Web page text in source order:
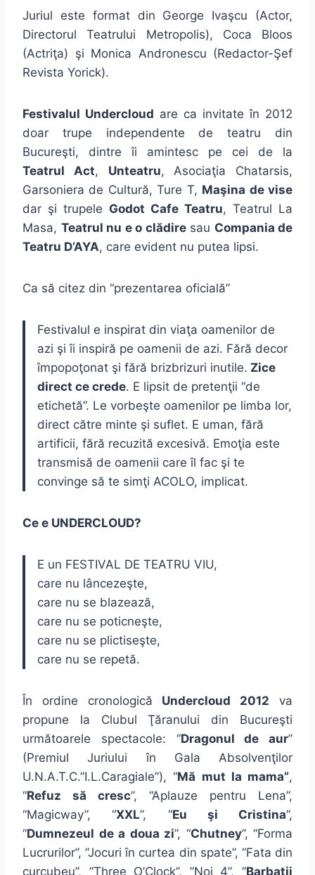
Juriul este format din George Ivaşcu (Actor,
Directorul Teatrului Metropolis), Coca Bloos
(Actriţa) şi Monica Andronescu (Redactor-Şef
Revista Yorick).
Festivalul Undercloud are ca invitate în 2012
doar trupe independente de teatru din
Bucureşti, dintre îi amintesc pe cei de la
Teatrul Act, Unteatru, Asociaţia Chatarsis,
Garsoniera de Cultură, Ture T, Maşina de vise
dar şi trupele Godot Cafe Teatru, Teatrul La
Masa, Teatrul nu e o clădiresau Compania de
Teatru D’AYA, care evident nu putea lipsi.
Ca să citez din “prezentarea oficială”
Festivalul e inspirat din viaţa oamenilor de
azi şi îi inspiră pe oamenii de azi. Fără decor
împopoţonat şi fără brizbrizuri inutile. Zice
direct ce crede. E lipsit de pretenţii “de
etichetă”. Le vorbeşte oamenilor pe limba lor,
direct către minte şi suflet. E uman, fără
artificii, fără recuzită excesivă. Emoţia este
transmisă de oamenii care îl fac şi te
convinge să te simţi ACOLO, implicat.
Ce e UNDERCLOUD?
E un FESTIVAL DE TEATRU VIU,
care nu lâncezeşte,
care nu se blazează,
care nu se poticneşte,
care nu se plictiseşte,
care nu se repetă.
În ordine cronologică Undercloud 2012 va
propune la Clubul Ţăranului din Bucureşti
următoarele spectacole: “Dragonul de aur”
(Premiul Juriului în Gala Absolvenţilor
U.N.A.T.C.”I.L.Caragiale”), “Mă mut la mama”,
“Refuz să cresc”, “Aplauze pentru Lena”,
“Magicway”, “XXL”, “Eu şi Cristina”,
“Dumnezeul de a doua zi”, “Chutney”, “Forma
Lucrurilor”, ”Jocuri în curtea din spate”, ”Fata din
curcubeu”, ”Three O’Clock”, ”Noi 4”, ”Barbaţii